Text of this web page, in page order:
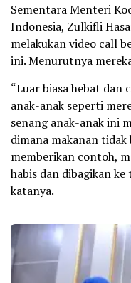
Sementara Menteri
Indonesia, Zulkifli
melakukan video call
ini. Menurutnya
“Luar biasa hebat dan
anak-anak seperti
senang anak-anak ini
dimana makanan tidak
memberikan contoh,
habis dan dibagikan
katanya.